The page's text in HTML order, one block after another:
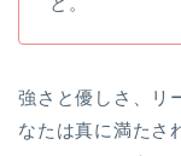
強さと優しさ、リ
なたは真に満たさ